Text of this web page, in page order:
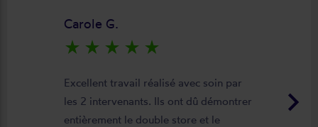
keyboard_arrow_right
Carole G.
star_rate star_rate star_rate star_rate star_rate
Excellent travail réalisé avec soin par
les 2 intervenants. Ils ont dû démontrer
entièrement le double store et le